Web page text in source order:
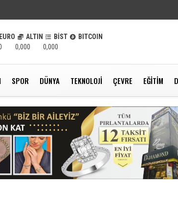
EURO
ALTIN
0,000
BİST
0,000
BITCOIN
SPOR DÜNYA TEKNOLOJI ÇEVRE EĞITIM